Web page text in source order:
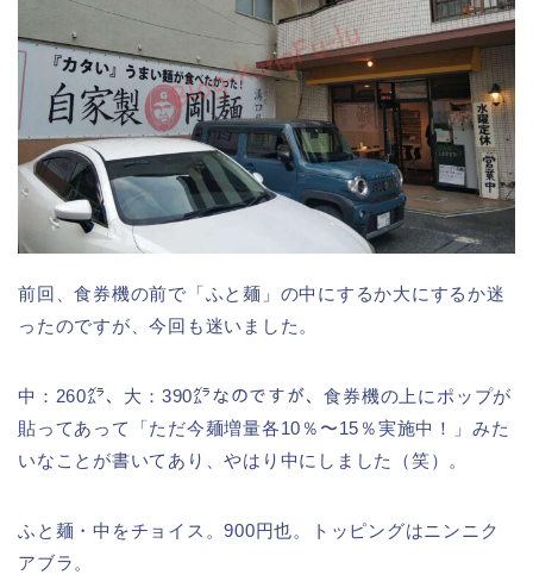
前回、食券機の前で「ふと麺」の中にするか大にするか迷
ったのですが、今回も迷いました。
中：260㌘、大：390㌘なのですが、食券機の上にポップが
貼ってあって「ただ今麺増量各10％〜15％実施中！」みた
いなことが書いてあり、やはり中にしました（笑）。
ふと麺・中をチョイス。900円也。トッピングはニンニク
アブラ。